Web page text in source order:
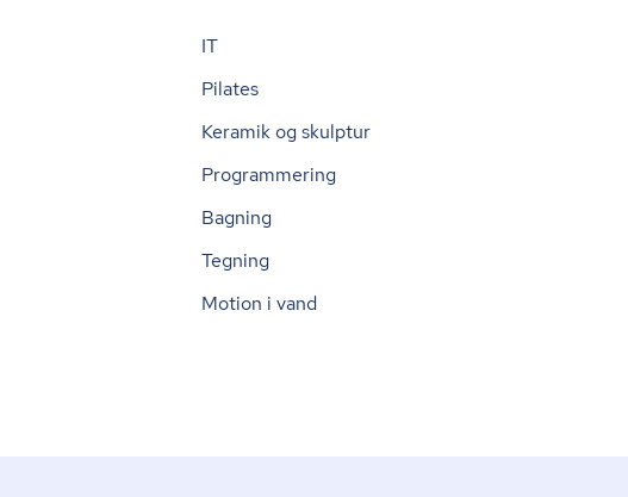
IT
Pilates
Keramik og skulptur
Programmering
Bagning
Tegning
Motion i vand